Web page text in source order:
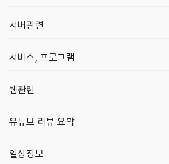
서버관련
서비스, 프로그램
웹관련
유튜브 리뷰 요약
일상정보